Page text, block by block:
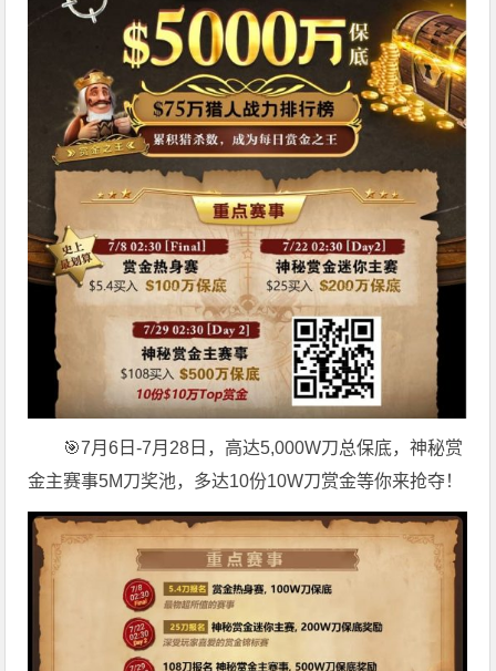
🎯7月6日-7月28日，高达5,000W刀总保底，神秘赏
金主赛事5M刀奖池，多达10份10W刀赏金等你来抢夺！